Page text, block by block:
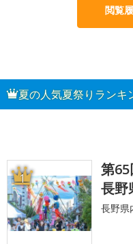
閲覧
夏の人気夏祭りランキ
1
第
長野
長野県